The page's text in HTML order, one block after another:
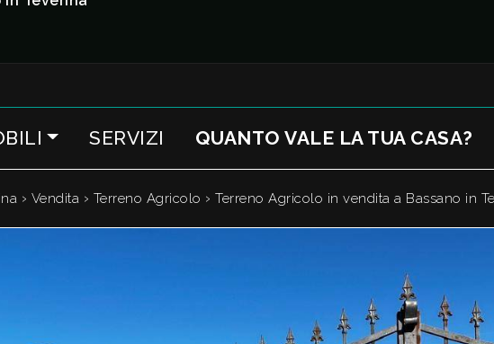
SERVIZI QUANTO VALE LA TUA CASA?
› Vendita › Terreno Agricolo › Terreno Agricolo in vendita a Bassano in